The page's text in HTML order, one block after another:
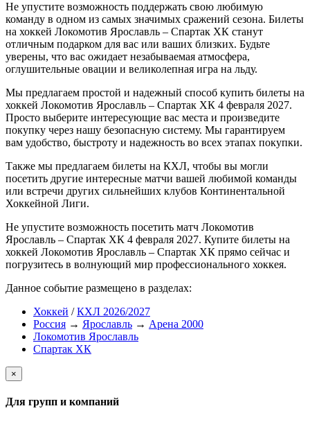
Не упустите возможность поддержать свою любимую
команду в одном из самых значимых сражений сезона. Билеты
на хоккей Локомотив Ярославль – Спартак ХК станут
отличным подарком для вас или ваших близких. Будьте
уверены, что вас ожидает незабываемая атмосфера,
оглушительные овации и великолепная игра на льду.
Мы предлагаем простой и надежный способ купить билеты на
хоккей Локомотив Ярославль – Спартак ХК 4 февраля 2027.
Просто выберите интересующие вас места и произведите
покупку через нашу безопасную систему. Мы гарантируем
вам удобство, быстроту и надежность во всех этапах покупки.
Также мы предлагаем билеты на КХЛ, чтобы вы могли
посетить другие интересные матчи вашей любимой команды
или встречи других сильнейших клубов Континентальной
Хоккейной Лиги.
Не упустите возможность посетить матч Локомотив
Ярославль – Спартак ХК 4 февраля 2027. Купите билеты на
хоккей Локомотив Ярославль – Спартак ХК прямо сейчас и
погрузитесь в волнующий мир профессионального хоккея.
Данное событие размещено в разделах:
Хоккей /КХЛ 2026/2027
Россия → Ярославль → Арена 2000
Локомотив Ярославль
Спартак ХК
×
Для групп и компаний